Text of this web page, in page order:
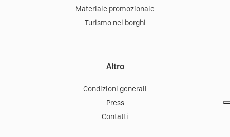
Materiale promozionale
Turismo nei borghi
Altro
Condizioni generali
Press
Contatti